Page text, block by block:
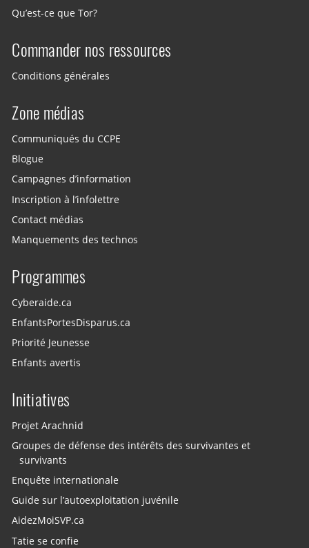
Qu’est-ce que Tor?
Commander nos ressources
Conditions générales
Zone médias
Communiqués du CCPE
Blogue
Campagnes d’information
Inscription à l’infolettre
Contact médias
Manquements des technos
Programmes
Cyberaide.ca
EnfantsPortesDisparus.ca
Priorité Jeunesse
Enfants avertis
Initiatives
Projet Arachnid
Groupes de défense des intérêts des survivantes et
survivants
Enquête internationale
Guide sur l’autoexploitation juvénile
AidezMoiSVP.ca
Tatie se confie